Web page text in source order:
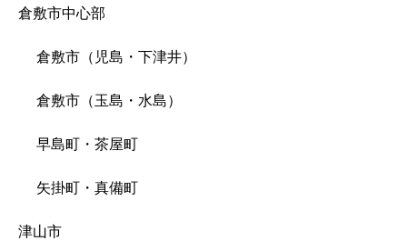
倉敷市中心部
倉敷市（児島・下津井）
倉敷市（玉島・水島）
早島町・茶屋町
矢掛町・真備町
津山市